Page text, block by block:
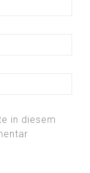
in diesem